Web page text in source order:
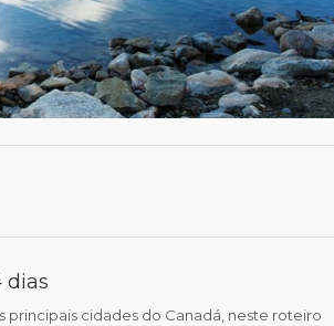
dias
principais cidades do Canadá, neste roteiro